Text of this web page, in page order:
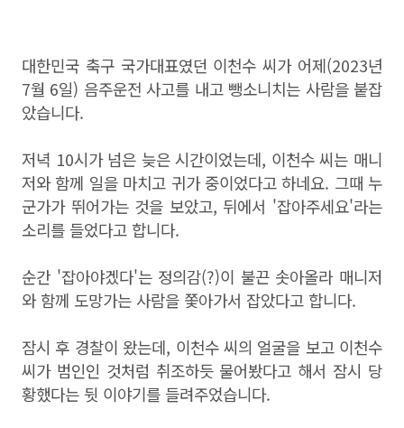
대한민국 축구 국가대표였던 이천수 씨가 어제(2023년
7월 6일) 음주운전 사고를 내고 뺑소니치는 사람을 붙잡
았습니다.
저녁 10시가 넘은 늦은 시간이었는데, 이천수 씨는 매니
저와 함께 일을 마치고 귀가 중이었다고 하네요. 그때 누
군가가 뛰어가는 것을 보았고, 뒤에서 '잡아주세요'라는
소리를 들었다고 합니다.
순간 '잡아야겠다'는 정의감(?)이 불끈 솟아올라 매니저
와 함께 도망가는 사람을 쫓아가서 잡았다고 합니다.
잠시 후 경찰이 왔는데, 이천수 씨의 얼굴을 보고 이천수
씨가 범인인 것처럼 취조하듯 물어봤다고 해서 잠시 당
황했다는 뒷 이야기를 들려주었습니다.